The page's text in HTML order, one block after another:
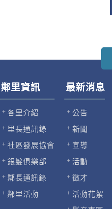
鄰里資訊
各里介紹
里長通訊錄
社區發展協會
銀髮俱樂部
鄰長通訊錄
鄰里活動
最新消息
公告
新聞
宣導
活動
徵才
活動花絮